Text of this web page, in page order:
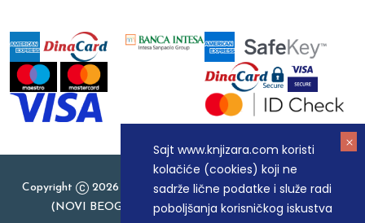
Sajt www.knjizara.com koristi
kolačiće (cookies) koji ne
sadrže lične podatke i služe radi
poboljšanja korisničkog iskustva
Copyright
2026 Knjizara.com - MAKART DOO BEOGRAD
(NOVI BEOGRAD), PIB: 105184104, MB: 20337524